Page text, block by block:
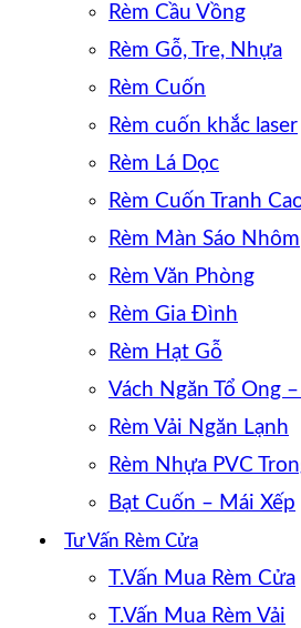
Rèm Cầu Vồng
Rèm Gỗ, Tre, Nhựa
Rèm Cuốn
Rèm cuốn khắc laser
Rèm Lá Dọc
Rèm Cuốn Tranh
Rèm Màn Sáo Nhôm
Rèm Văn Phòng
Rèm Gia Đình
Rèm Hạt Gỗ
Vách Ngăn Tổ Ong
Rèm Vải Ngăn Lạnh
Rèm Nhựa PVC
Bạt Cuốn – Mái Xếp
Tư Vấn Rèm Cửa
T.Vấn Mua Rèm Cửa
T.Vấn Mua Rèm Vải